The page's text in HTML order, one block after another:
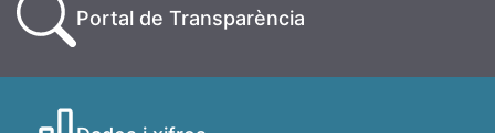
Portal de Transparència